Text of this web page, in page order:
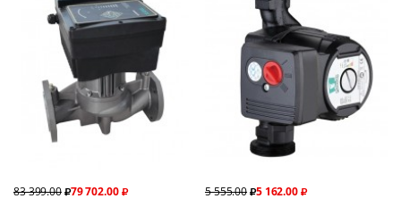
83 399.00 79 702.00
5 555.00 5 162.00